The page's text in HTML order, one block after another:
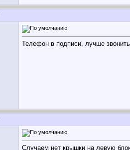
Телефон в подписи, лучше звонить
Случаем нет крышки на левую